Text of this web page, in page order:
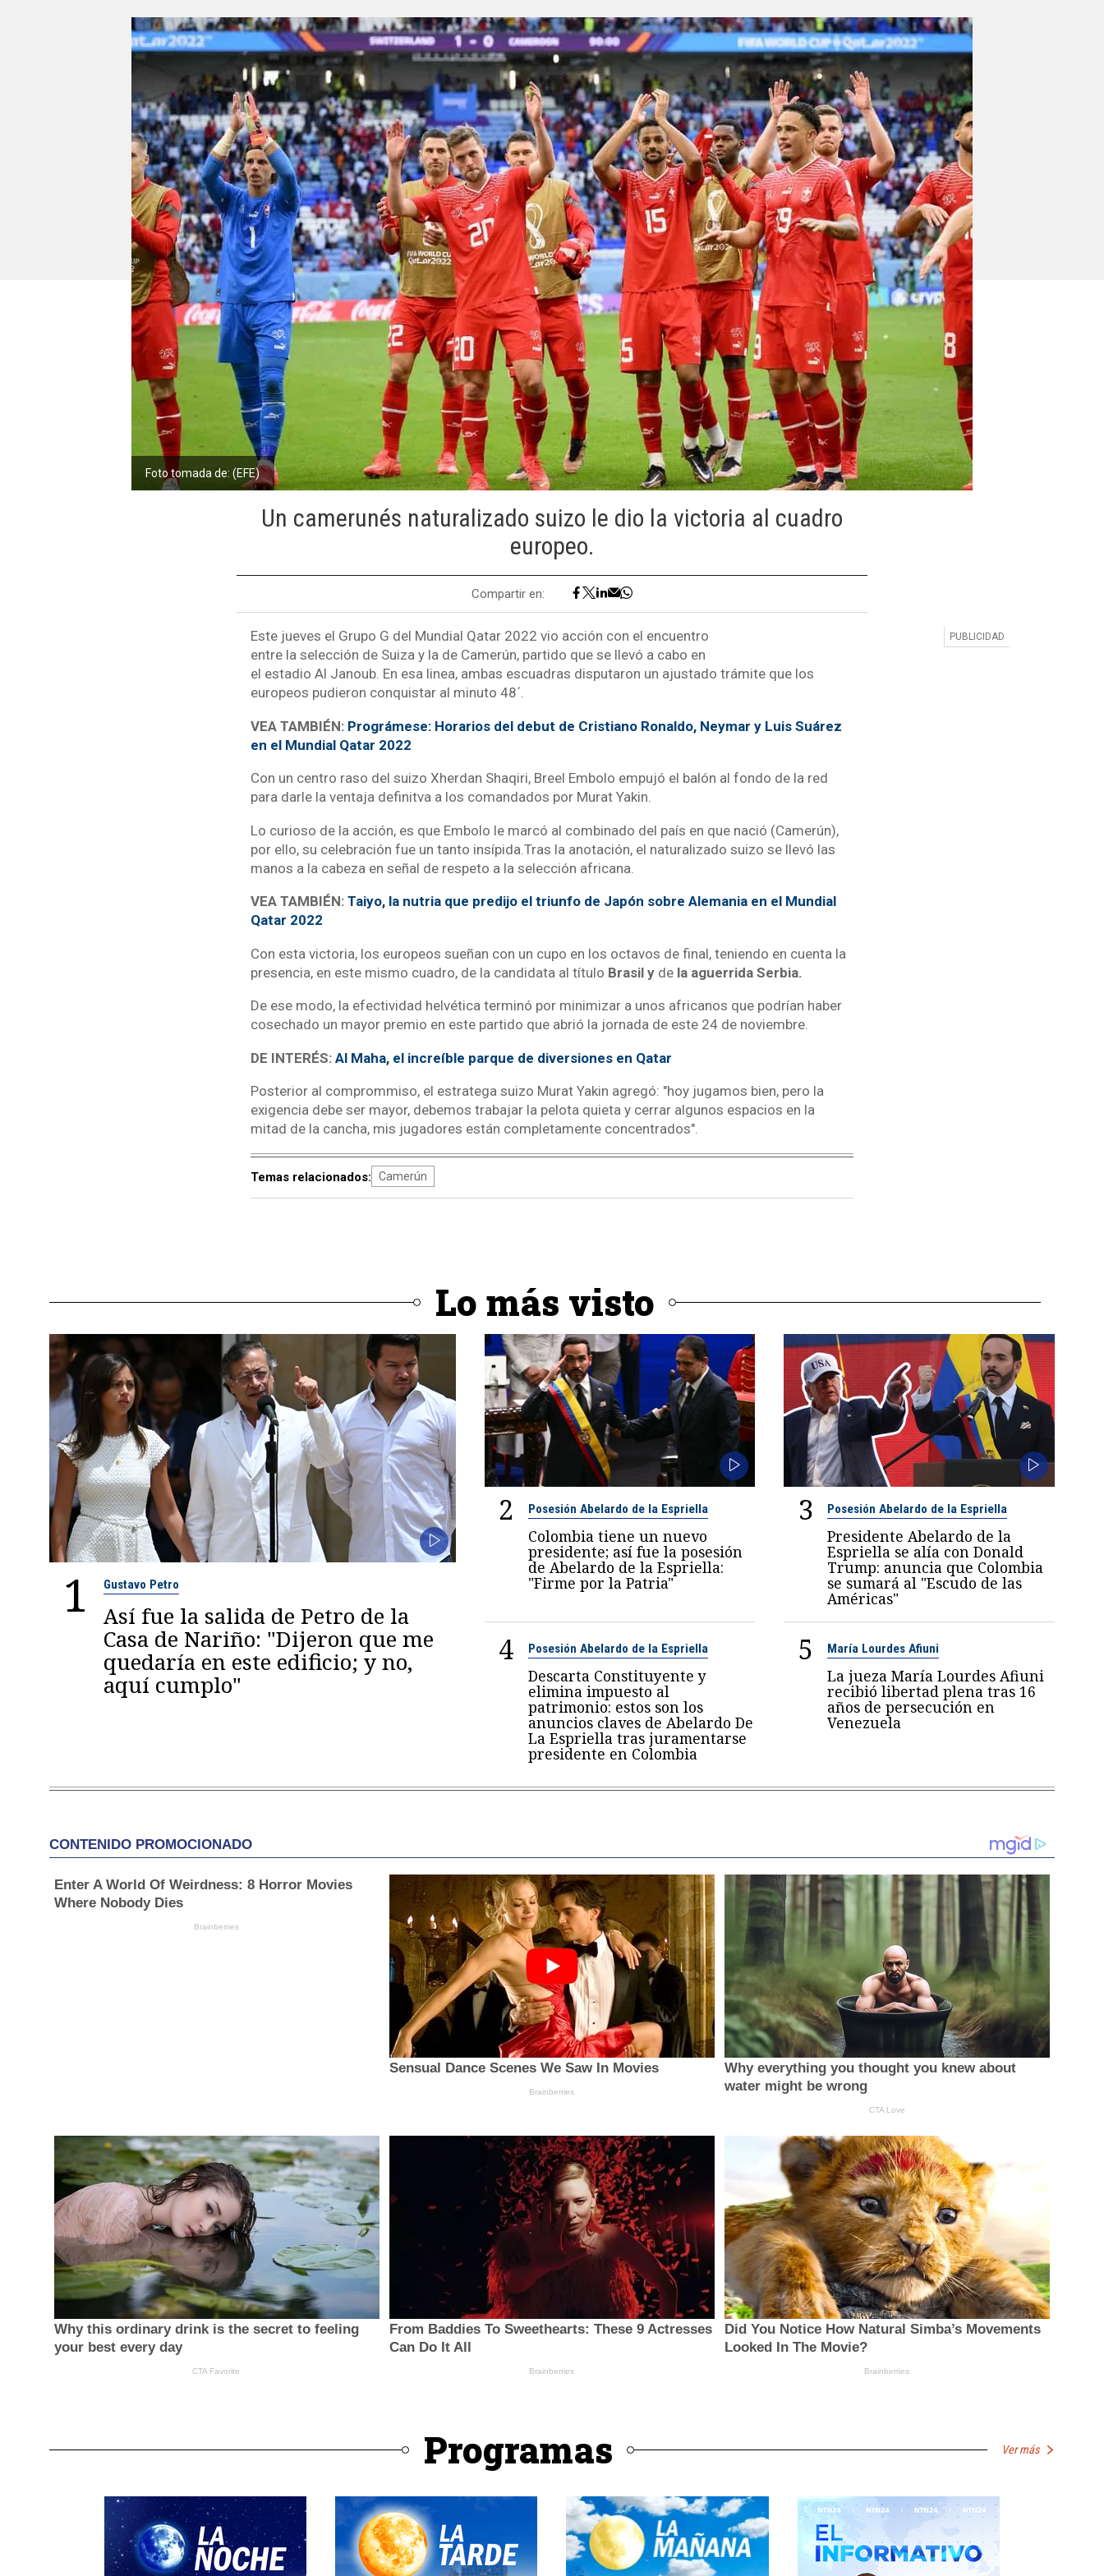
Foto tomada de: (EFE)
Un camerunés naturalizado suizo le dio la victoria al cuadro
europeo.
Compartir en:
Este jueves el Grupo G del Mundial Qatar 2022 vio acción con el encuentro
entre la selección de Suiza y la de Camerún, partido que se llevó a cabo en
el estadio Al Janoub. En esa linea, ambas escuadras disputaron un ajustado trámite que los
europeos pudieron conquistar al minuto 48´.
VEA TAMBIÉN: Prográmese: Horarios del debut de Cristiano Ronaldo, Neymar y Luis Suárez
en el Mundial Qatar 2022
Con un centro raso del suizo Xherdan Shaqiri, Breel Embolo empujó el balón al fondo de la red
para darle la ventaja definitva a los comandados por Murat Yakin.
Lo curioso de la acción, es que Embolo le marcó al combinado del país en que nació (Camerún),
por ello, su celebración fue un tanto insípida.Tras la anotación, el naturalizado suizo se llevó las
manos a la cabeza en señal de respeto a la selección africana.
VEA TAMBIÉN: Taiyo, la nutria que predijo el triunfo de Japón sobre Alemania en el Mundial
Qatar 2022
Con esta victoria, los europeos sueñan con un cupo en los octavos de final, teniendo en cuenta la
presencia, en este mismo cuadro, de la candidata al título Brasil y dela aguerrida Serbia.
De ese modo, la efectividad helvética terminó por minimizar a unos africanos que podrían haber
cosechado un mayor premio en este partido que abrió la jornada de este 24 de noviembre.
DE INTERÉS: Al Maha, el increíble parque de diversiones en Qatar
Posterior al comprommiso, el estratega suizo Murat Yakin agregó: "hoy jugamos bien, pero la
exigencia debe ser mayor, debemos trabajar la pelota quieta y cerrar algunos espacios en la
mitad de la cancha, mis jugadores están completamente concentrados".
Temas relacionados: Camerún
Lo más visto
1 Gustavo Petro
Así fue la salida de Petro de la
Casa de Nariño: "Dijeron que me
quedaría en este edificio; y no,
aquí cumplo"
2 Posesión Abelardo de la Espriella
Colombia tiene un nuevo
presidente; así fue la posesión
de Abelardo de la Espriella:
"Firme por la Patria"
3 Posesión Abelardo de la Espriella
Presidente Abelardo de la
Espriella se alía con Donald
Trump: anuncia que Colombia
se sumará al "Escudo de las
Américas"
4 Posesión Abelardo de la Espriella
Descarta Constituyente y
elimina impuesto al
patrimonio: estos son los
anuncios claves de Abelardo De
La Espriella tras juramentarse
presidente en Colombia
5 María Lourdes Afiuni
La jueza María Lourdes Afiuni
recibió libertad plena tras 16
años de persecución en
Venezuela
Programas Ver más